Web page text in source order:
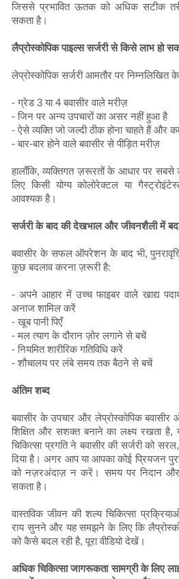
जिससे प्रभावित ऊतक को अधिक सटीक
सकता है।
लैप्रोस्कोपिक पाइल्स सर्जरी से किसे लाभ हो
लेप्रोस्कोपिक सर्जरी आमतौर पर निम्नलिखित
- ग्रेड 3 या 4 बवासीर वाले मरीज़
- जिन पर अन्य उपचारों का असर नहीं हुआ है
- ऐसे व्यक्ति जो जल्दी ठीक होना चाहते हैं
- बार-बार होने वाले बवासीर से पीड़ित मरीज़
हालाँकि, व्यक्तिगत ज़रूरतों के आधार पर सबसे
लिए किसी योग्य कोलोरेक्टल या
आवश्यक है।
सर्जरी के बाद की देखभाल और जीवनशैली में
बवासीर के सफल ऑपरेशन के बाद भी,
कुछ बदलाव करना ज़रूरी है:
- अपने आहार में उच्च फाइबर वाले खाद्य
अनाज शामिल करें
- खूब पानी पिएँ
- मल त्याग के दौरान ज़ोर लगाने से बचें
- नियमित शारीरिक गतिविधि करें
- शौचालय पर लंबे समय तक बैठने से बचें
अंतिम शब्द
बवासीर के उपचार और लेप्रोस्कोपिक बवासीर
शिक्षित और सशक्त बनाने का लक्ष्य रखता
चिकित्सा प्रगति ने बवासीर की सर्जरी को
दिया है। अगर आप या आपका कोई प्रियजन
को नज़रअंदाज़ न करें। समय पर निदान
सकता है।
वास्तविक जीवन की शल्य चिकित्सा
राय सुनने और यह समझने के लिए कि
को कैसे बदल रही है, पूरा वीडियो देखें।
अधिक चिकित्सा जागरूकता सामग्री के लिए